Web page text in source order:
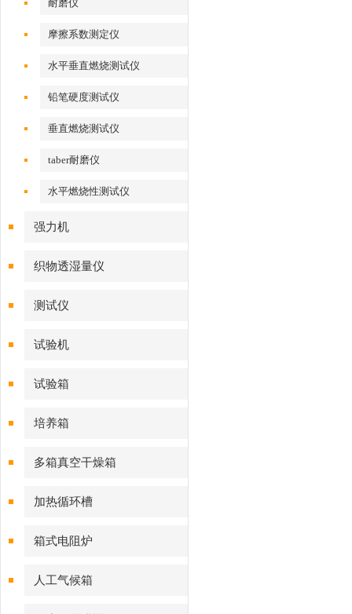
耐磨仪
摩擦系数测定仪
水平垂直燃烧测试仪
铅笔硬度测试仪
垂直燃烧测试仪
taber耐磨仪
水平燃烧性测试仪
强力机
织物透湿量仪
测试仪
试验机
试验箱
培养箱
多箱真空干燥箱
加热循环槽
箱式电阻炉
人工气候箱